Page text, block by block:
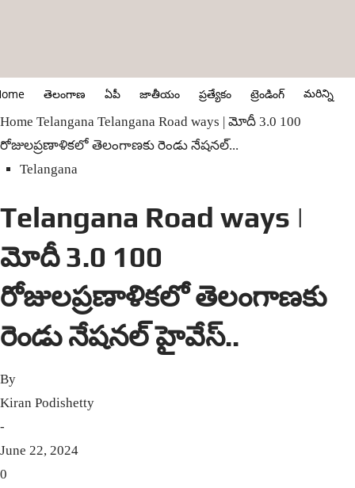
తెలంగాణ ఏపీ జాతీయం ప్రత్యేకం ట్రెండింగ్
మరిన్ని
Home Telangana Telangana Road ways | మోదీ 3.0 100
రోజులప్రణాళికలో తెలంగాణకు రెండు నేషనల్...
Telangana
Telangana Road ways |
మోదీ 3.0 100
రోజులప్రణాళికలో తెలంగాణకు
రెండు నేషనల్ హైవేస్..
By
Kiran Podishetty
-
June 22, 2024
0